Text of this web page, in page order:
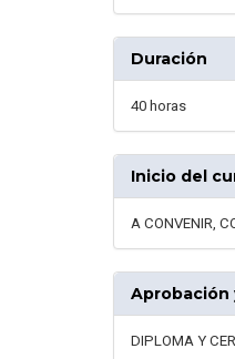
Duración
40 horas
Inicio del
A CONVENIR,
Aprobación
DIPLOMA Y